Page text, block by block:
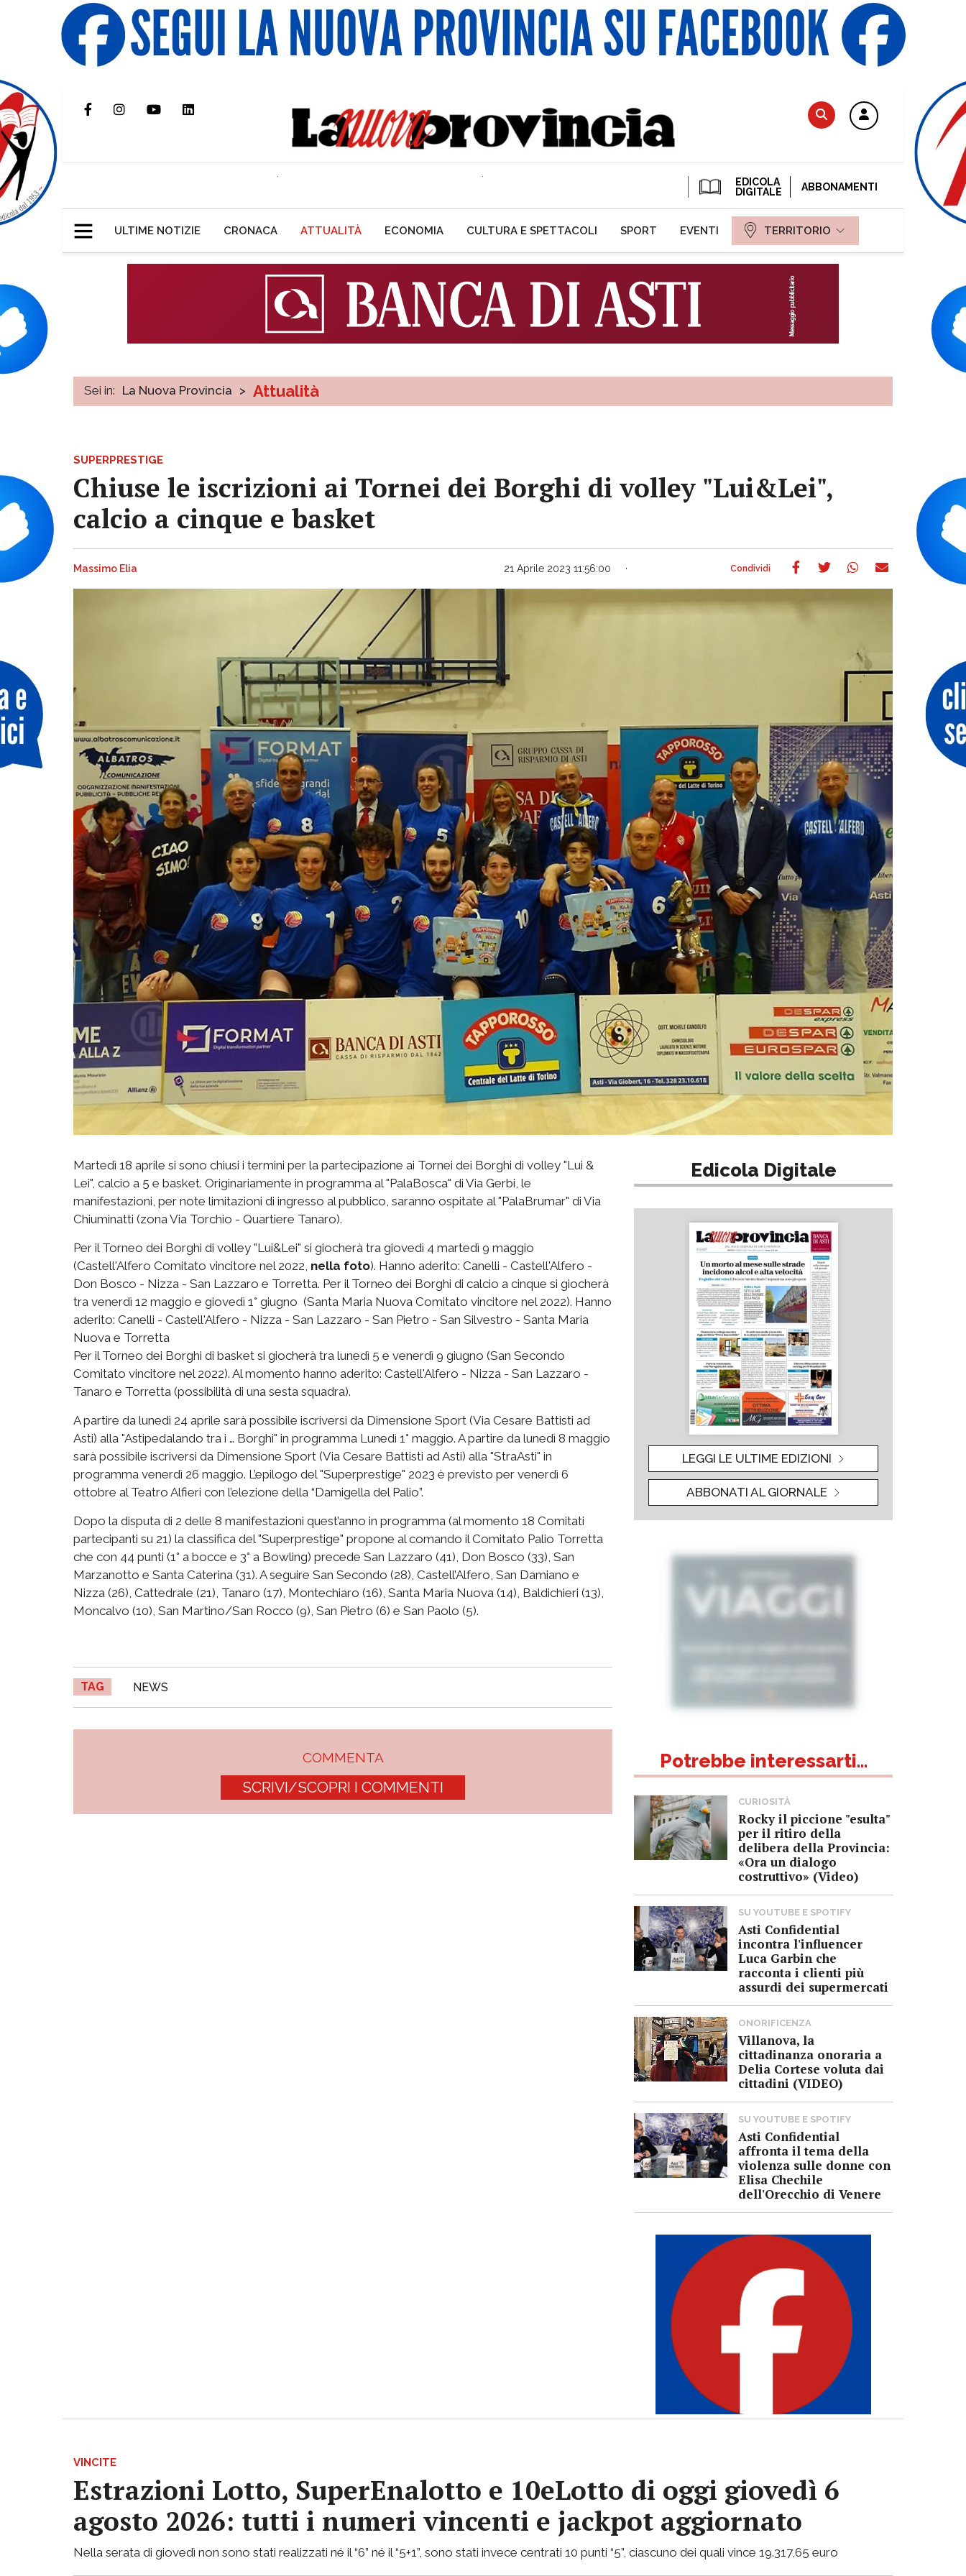
EDICOLA
DIGITALE
ABBONAMENTI
ULTIME NOTIZIE CRONACA ATTUALITÀ ECONOMIA CULTURA E SPETTACOLI SPORT EVENTI TERRITORIO
Sei in: La Nuova Provincia > Attualità
SUPERPRESTIGE
Chiuse le iscrizioni ai Tornei dei Borghi di volley "Lui&Lei",
calcio a cinque e basket
Massimo Elia 21 Aprile 2023 11:56:00
Martedì 18 aprile si sono chiusi i termini per la partecipazione ai Tornei dei Borghi di volley "Lui &
Lei", calcio a 5 e basket. Originariamente in programma al "PalaBosca" di Via Gerbi, le
manifestazioni, per note limitazioni di ingresso al pubblico, saranno ospitate al "PalaBrumar" di Via
Chiuminatti (zona Via Torchio - Quartiere Tanaro).
Per il Torneo dei Borghi di volley "Lui&Lei" si giocherà tra giovedì 4 martedì 9 maggio
(Castell'Alfero Comitato vincitore nel 2022, nella foto). Hanno aderito: Canelli - Castell'Alfero -
Don Bosco - Nizza - San Lazzaro e Torretta. Per il Torneo dei Borghi di calcio a cinque si giocherà
tra venerdì 12 maggio e giovedì 1° giugno (Santa Maria Nuova Comitato vincitore nel 2022). Hanno
aderito: Canelli - Castell'Alfero - Nizza - San Lazzaro - San Pietro - San Silvestro - Santa Maria
Nuova e Torretta
Per il Torneo dei Borghi di basket si giocherà tra lunedì 5 e venerdì 9 giugno (San Secondo
Comitato vincitore nel 2022). Al momento hanno aderito: Castell'Alfero - Nizza - San Lazzaro -
Tanaro e Torretta (possibilità di una sesta squadra).
A partire da lunedì 24 aprile sarà possibile iscriversi da Dimensione Sport (Via Cesare Battisti ad
Asti) alla "Astipedalando tra i … Borghi" in programma Lunedì 1° maggio. A partire da lunedì 8 maggio
sarà possibile iscriversi da Dimensione Sport (Via Cesare Battisti ad Asti) alla "StraAsti" in
programma venerdì 26 maggio. L’epilogo del "Superprestige" 2023 è previsto per venerdì 6
ottobre al Teatro Alfieri con l’elezione della “Damigella del Palio”.
Dopo la disputa di 2 delle 8 manifestazioni quest’anno in programma (al momento 18 Comitati
partecipanti su 21) la classifica del "Superprestige" propone al comando il Comitato Palio Torretta
che con 44 punti (1° a bocce e 3° a Bowling) precede San Lazzaro (41), Don Bosco (33), San
Marzanotto e Santa Caterina (31). A seguire San Secondo (28), Castell’Alfero, San Damiano e
Nizza (26), Cattedrale (21), Tanaro (17), Montechiaro (16), Santa Maria Nuova (14), Baldichieri (13),
Moncalvo (10), San Martino/San Rocco (9), San Pietro (6) e San Paolo (5).
TAG NEWS
COMMENTA
SCRIVI/SCOPRI I COMMENTI
Edicola Digitale
LEGGI LE ULTIME EDIZIONI
ABBONATI AL GIORNALE
Potrebbe interessarti...
CURIOSITÀ
Rocky il piccione "esulta"
per il ritiro della
delibera della Provincia:
«Ora un dialogo
costruttivo» (Video)
SU YOUTUBE E SPOTIFY
Asti Confidential
incontra l'influencer
Luca Garbin che
racconta i clienti più
assurdi dei supermercati
ONORIFICENZA
Villanova, la
cittadinanza onoraria a
Delia Cortese voluta dai
cittadini (VIDEO)
SU YOUTUBE E SPOTIFY
Asti Confidential
affronta il tema della
violenza sulle donne con
Elisa Chechile
dell'Orecchio di Venere
VINCITE
Estrazioni Lotto, SuperEnalotto e 10eLotto di oggi giovedì 6
agosto 2026: tutti i numeri vincenti e jackpot aggiornato
Nella serata di giovedì non sono stati realizzati né il “6” né il “5+1”, sono stati invece centrati 10 punti “5”, ciascuno dei quali vince 19.317,65 euro